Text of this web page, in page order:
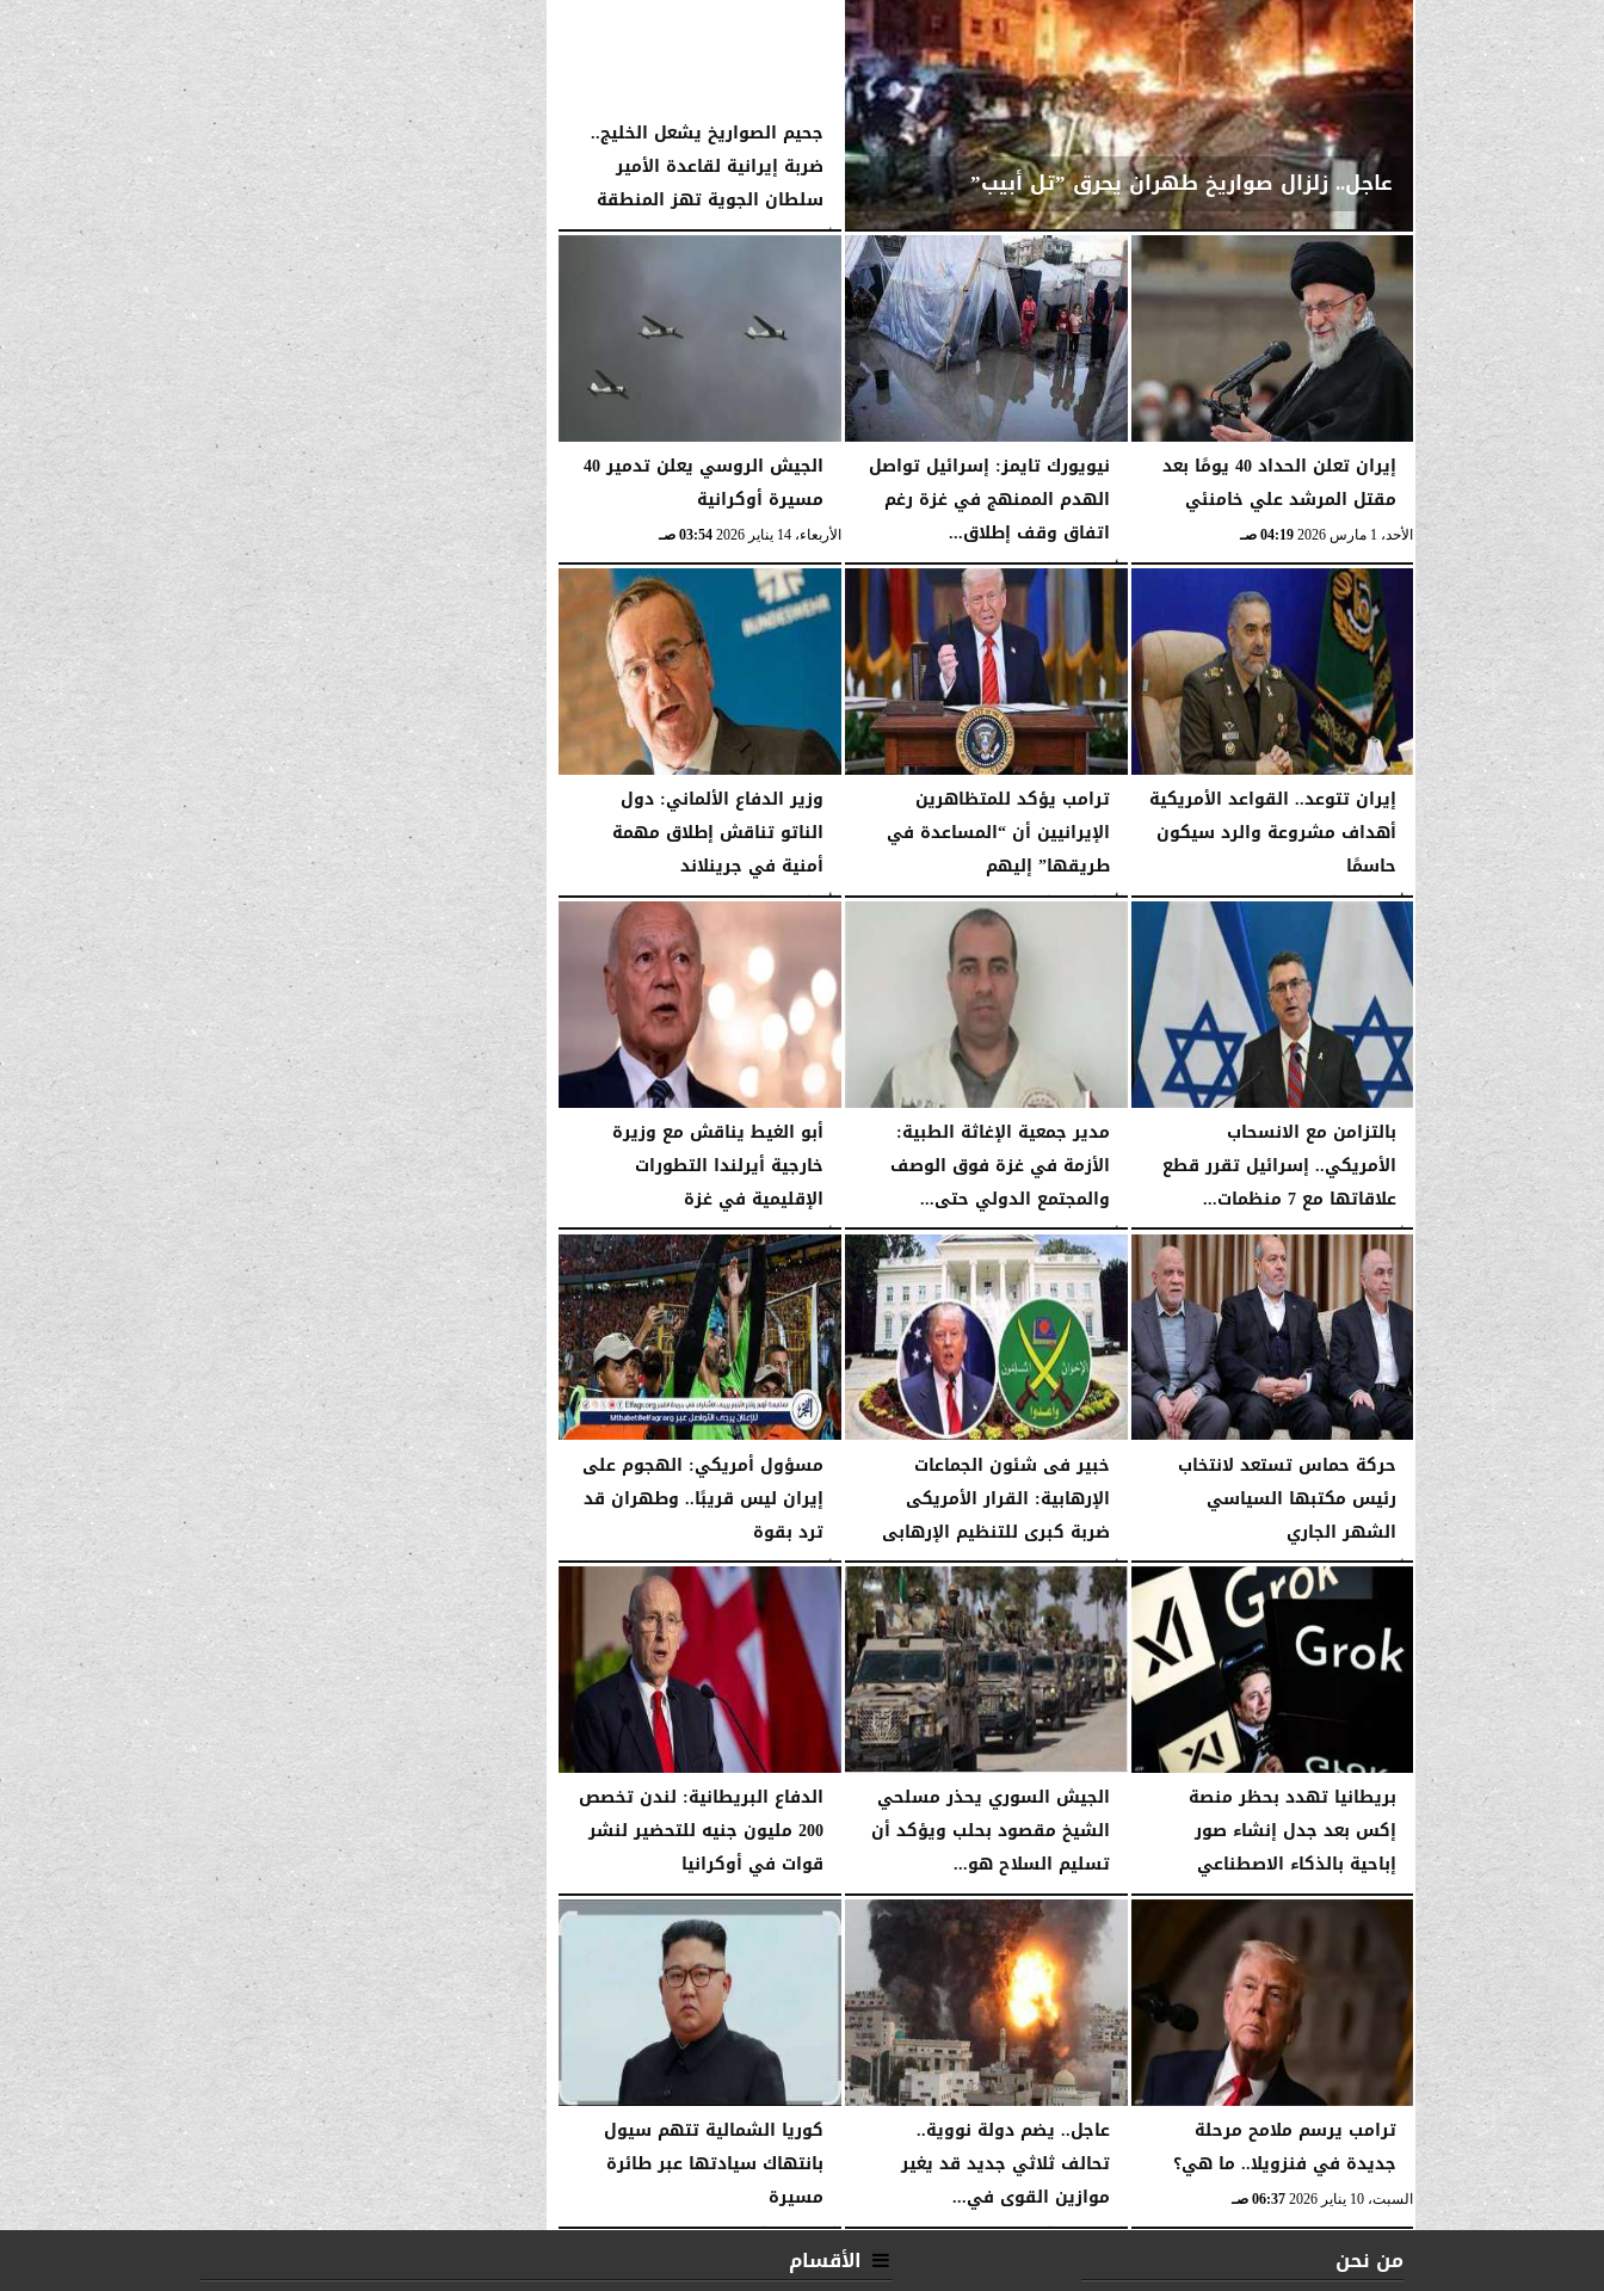
عاجل.. زلزال صواريخ طهران يحرق ”تل أبيب”
الأحد، 1 مارس 2026 04:23 صـ
جحيم الصواريخ يشعل الخليج..
ضربة إيرانية لقاعدة الأمير
سلطان الجوية تهز المنطقة
الأحد، 1 مارس 2026 04:22 صـ
إيران تعلن الحداد 40 يومًا بعد
مقتل المرشد علي خامنئي
الأحد، 1 مارس 2026 04:19 صـ
نيويورك تايمز: إسرائيل تواصل
الهدم الممنهج في غزة رغم
اتفاق وقف إطلاق...
الأربعاء، 14 يناير 2026 03:56 صـ
الجيش الروسي يعلن تدمير 40
مسيرة أوكرانية
الأربعاء، 14 يناير 2026 03:54 صـ
إيران تتوعد.. القواعد الأمريكية
أهداف مشروعة والرد سيكون
حاسمًا
الأربعاء، 14 يناير 2026 03:53 صـ
ترامب يؤكد للمتظاهرين
الإيرانيين أن “المساعدة في
طريقها” إليهم
الأربعاء، 14 يناير 2026 03:53 صـ
وزير الدفاع الألماني: دول
الناتو تناقش إطلاق مهمة
أمنية في جرينلاند
الأربعاء، 14 يناير 2026 03:52 صـ
بالتزامن مع الانسحاب
الأمريكي.. إسرائيل تقرر قطع
علاقاتها مع 7 منظمات...
الأربعاء، 14 يناير 2026 03:52 صـ
مدير جمعية الإغاثة الطبية:
الأزمة في غزة فوق الوصف
والمجتمع الدولي حتى...
الأربعاء، 14 يناير 2026 03:52 صـ
أبو الغيط يناقش مع وزيرة
خارجية أيرلندا التطورات
الإقليمية في غزة
الأربعاء، 14 يناير 2026 03:51 صـ
حركة حماس تستعد لانتخاب
رئيس مكتبها السياسي
الشهر الجاري
الأربعاء، 14 يناير 2026 03:51 صـ
خبير فى شئون الجماعات
الإرهابية: القرار الأمريكى
ضربة كبرى للتنظيم الإرهابى
الأربعاء، 14 يناير 2026 03:39 صـ
مسؤول أمريكي: الهجوم على
إيران ليس قريبًا.. وطهران قد
ترد بقوة
الأربعاء، 14 يناير 2026 03:39 صـ
بريطانيا تهدد بحظر منصة
إكس بعد جدل إنشاء صور
إباحية بالذكاء الاصطناعي
السبت، 10 يناير 2026 11:40 صـ
الجيش السوري يحذر مسلحي
الشيخ مقصود بحلب ويؤكد أن
تسليم السلاح هو...
السبت، 10 يناير 2026 06:38 صـ
الدفاع البريطانية: لندن تخصص
200 مليون جنيه للتحضير لنشر
قوات في أوكرانيا
السبت، 10 يناير 2026 06:38 صـ
ترامب يرسم ملامح مرحلة
جديدة في فنزويلا.. ما هي؟
السبت، 10 يناير 2026 06:37 صـ
عاجل.. يضم دولة نووية..
تحالف ثلاثي جديد قد يغير
موازين القوى في...
السبت، 10 يناير 2026 06:36 صـ
كوريا الشمالية تتهم سيول
بانتهاك سيادتها عبر طائرة
مسيرة
السبت، 10 يناير 2026 06:36 صـ
من نحن الأقسام